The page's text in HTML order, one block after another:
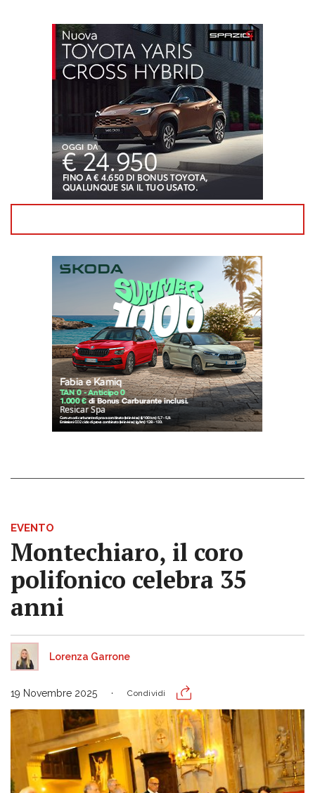
EVENTO
Montechiaro, il coro
polifonico celebra 35
anni
Lorenza Garrone
19 Novembre 2025 Condividi